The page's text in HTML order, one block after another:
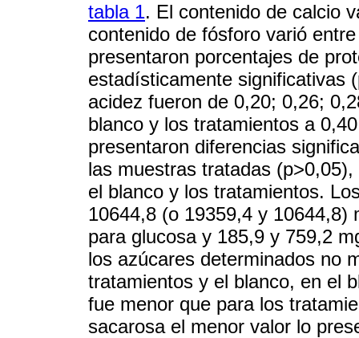
tabla 1. El contenido de calcio
contenido de fósforo varió
presentaron porcentajes de
estadísticamente significativas
acidez fueron de 0,20; 0,26;
blanco y los tratamientos a
presentaron diferencias
las muestras tratadas
el blanco y los tratamientos.
10644,8 (o 19359,4 y 10644,8)
para glucosa y 185,9 y 759,2
los azúcares determinados no
tratamientos y el blanco, en el
fue menor que para los
sacarosa el menor valor lo